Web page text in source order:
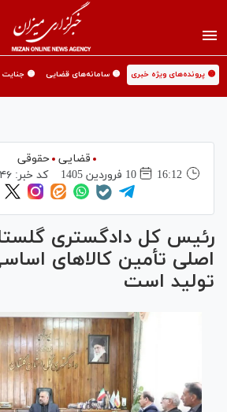
🟡 پرونده‌های ویژه خبری 🟡 سامانه‌های قضایی 🟡 جنایت
قضایی حقوقی
16:12
10 فروردين 1405 کد خبر:
رئیس کل دادگستری
اصلی تأمین کالا‌های
تولید است